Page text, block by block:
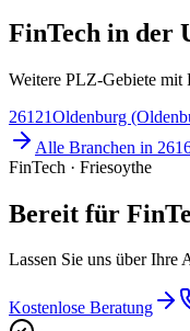
FinTech in der
Weitere PLZ-Gebiete mit
26121Oldenburg
Alle Branchen in
FinTech · Friesoythe
Bereit für
Lassen Sie uns über Ihre
Kostenlose Beratung